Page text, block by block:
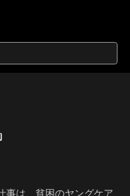
事は、貧困のヤングケア